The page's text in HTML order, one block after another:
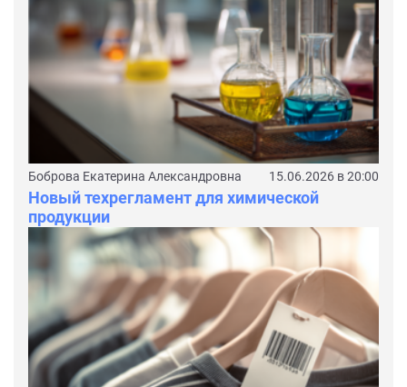
Боброва Екатерина Александровна 15.06.2026 в 20:00
Новый техрегламент для химической
продукции